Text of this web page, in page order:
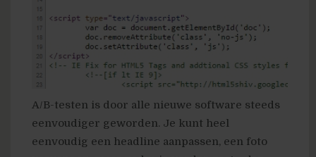
A/B-testen is door alle nieuwe software steeds
eenvoudiger geworden. Je kunt heel
eenvoudig een headline aanpassen, een foto